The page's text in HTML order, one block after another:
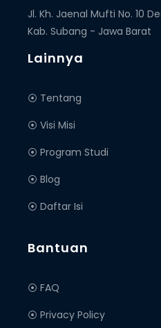
Jl. Kh. Jaenal Mufti No. 10
Kab. Subang - Jawa Barat
Lainnya
⦿ Tentang
⦿ Visi Misi
⦿ Program Studi
⦿ Blog
⦿ Daftar Isi
Bantuan
⦿ FAQ
⦿ Privacy Policy